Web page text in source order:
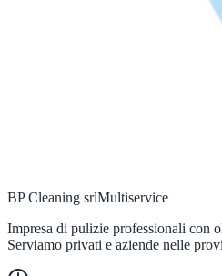
BP Cleaning srlMultiservice
Impresa di pulizie professionali con
Serviamo privati e aziende nelle